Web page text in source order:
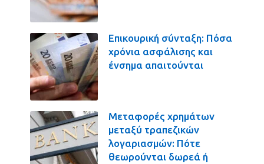
Επικουρική σύνταξη: Πόσα
χρόνια ασφάλισης και
ένσημα απαιτούνται
Μεταφορές χρημάτων
μεταξύ τραπεζικών
λογαριασμών: Πότε
θεωρούνται δωρεά ή